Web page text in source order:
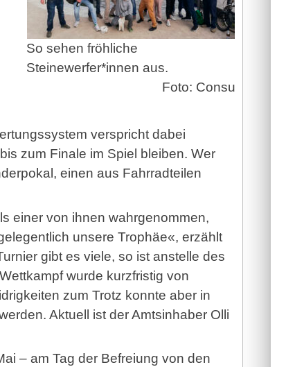
So sehen fröhliche
Steinewerfer*innen aus.
Foto: Consu
verspricht dabei
zum Finale im Spiel bleiben. Wer
einen aus Fahrradteilen
einer von ihnen wahrgenommen,
unsere Trophäe«, erzählt
gibt es viele, so ist anstelle des
wurde kurzfristig von
zum Trotz konnte aber in
Aktuell ist der Amtsinhaber Olli
– am Tag der Befreiung von den